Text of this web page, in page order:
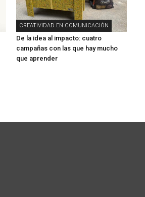
CREATIVIDAD EN COMUNICACIÓN
De la idea al impacto: cuatro
campañas con las que hay mucho
que aprender